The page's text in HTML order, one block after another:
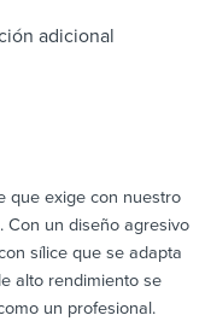
adicional
que exige con nuestro
Con un diseño agresivo
sílice que se adapta
alto rendimiento se
un profesional.